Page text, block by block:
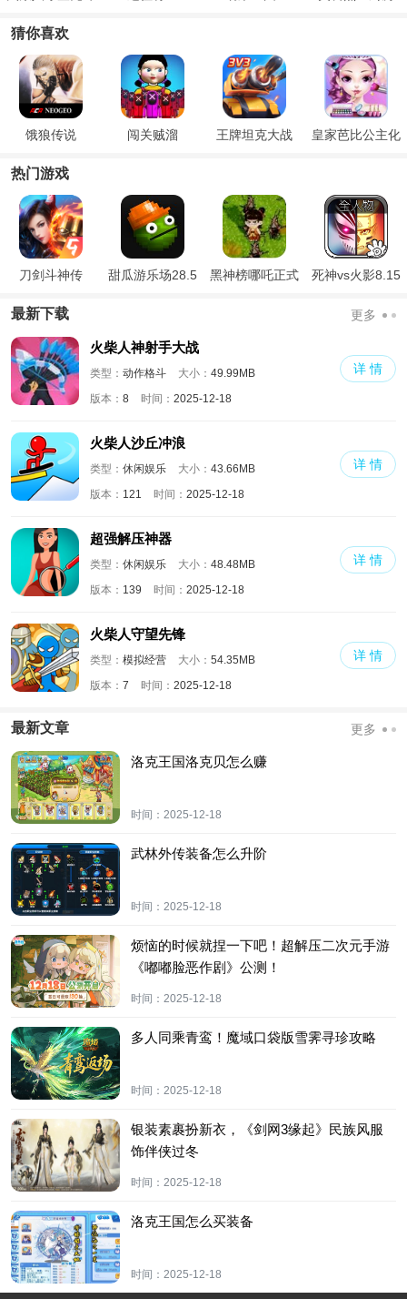
猜你喜欢
饿狼传说 闯关贼溜 王牌坦克大战
皇家芭比公主化
热门游戏
刀剑斗神传
甜瓜游乐场28.5
黑神榜哪吒正式
死神vs火影8.15
最新下载 更多
火柴人神射手大战
类型： 动作格斗 大小： 49.99MB
版本： 8 时间： 2025-12-18
详 情
火柴人沙丘冲浪
类型： 休闲娱乐 大小： 43.66MB
版本： 121 时间： 2025-12-18
详 情
超强解压神器
类型： 休闲娱乐 大小： 48.48MB
版本： 139 时间： 2025-12-18
详 情
火柴人守望先锋
类型： 模拟经营 大小： 54.35MB
版本： 7 时间： 2025-12-18
详 情
最新文章 更多
洛克王国洛克贝怎么赚
时间： 2025-12-18
武林外传装备怎么升阶
时间： 2025-12-18
烦恼的时候就捏一下吧！超解压二次元手游
《嘟嘟脸恶作剧》公测！
时间： 2025-12-18
多人同乘青鸾！魔域口袋版雪霁寻珍攻略
时间： 2025-12-18
银装素裹扮新衣，《剑网3缘起》民族风服
饰伴侠过冬
时间： 2025-12-18
洛克王国怎么买装备
时间： 2025-12-18